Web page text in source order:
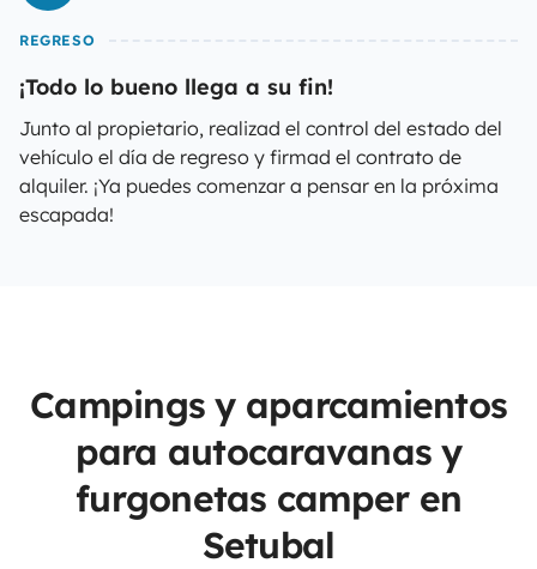
REGRESO
¡Todo lo bueno llega a su fin!
Junto al propietario, realizad el control del estado del
vehículo el día de regreso y firmad el contrato de
alquiler. ¡Ya puedes comenzar a pensar en la próxima
escapada!
Campings y aparcamientos
para autocaravanas y
furgonetas camper en
Setubal